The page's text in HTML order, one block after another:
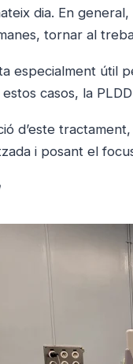
dia. En
tornar al
especialment útil
estos casos, la
d’este
i posant el